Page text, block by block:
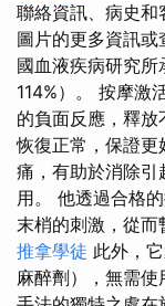
聯絡資訊、病史
圖片的更多資訊
國血液疾病研究
114%）。 按摩激
的負面反應，釋
恢復正常，保證
痛，有助於消除
用。 他透過合格
末梢的刺激，從而
推拿學徒 此外，
麻醉劑），無需